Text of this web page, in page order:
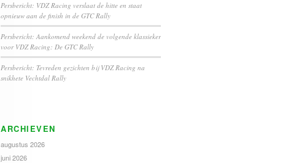
Persbericht: VDZ Racing verslaat de hitte en staat
opnieuw aan de finish in de GTC Rally
Persbericht: Aankomend weekend de volgende klassieker
voor VDZ Racing: De GTC Rally
Persbericht: Tevreden gezichten bij VDZ Racing na
snikhete Vechtdal Rally
ARCHIEVEN
augustus 2026
juni 2026